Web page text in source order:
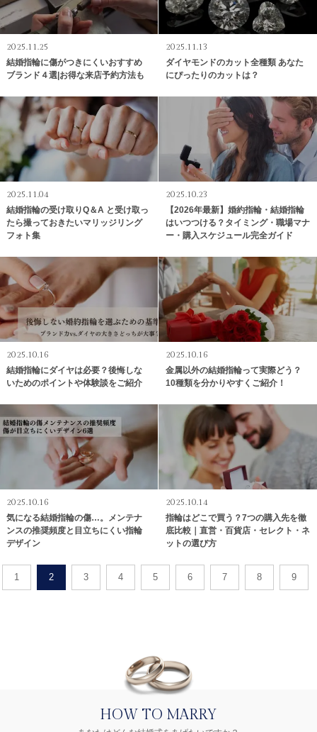
2025.11.25
結婚指輪に傷がつきにくいおすすめ
ブランド４選|お得な来店予約方法も
2025.11.13
ダイヤモンドのカット全種類 あなた
にぴったりのカットは？
2025.11.04
結婚指輪の受け取りQ＆A と受け取っ
たら撮っておきたいマリッジリング
フォト集
2025.10.23
【2026年最新】婚約指輪・結婚指輪
はいつつける？タイミング・職場マナ
ー・購入スケジュール完全ガイド
2025.10.16
結婚指輪にダイヤは必要？後悔しな
いためのポイントや体験談をご紹介
2025.10.16
金属以外の結婚指輪って実際どう？
10種類を分かりやすくご紹介！
2025.10.16
気になる結婚指輪の傷…。メンテナ
ンスの推奨頻度と目立ちにくい指輪
デザイン
2025.10.14
指輪はどこで買う？7つの購入先を徹
底比較｜直営・百貨店・セレクト・ネ
ットの選び方
1 2 3 4 5 6 7 8 9
HOW TO MARRY